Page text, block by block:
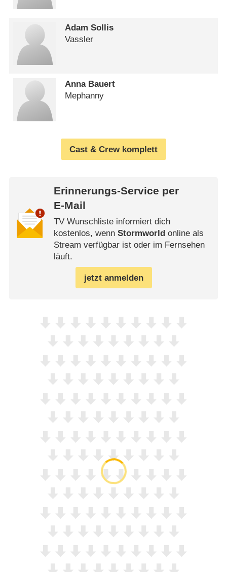
Adam Sollis
Vassler
Anna Bauert
Mephanny
Cast & Crew komplett
Erinnerungs-Service per
E-Mail
TV Wunschliste informiert dich
kostenlos, wenn Stormworld online als
Stream verfügbar ist oder im Fernsehen
läuft.
jetzt anmelden